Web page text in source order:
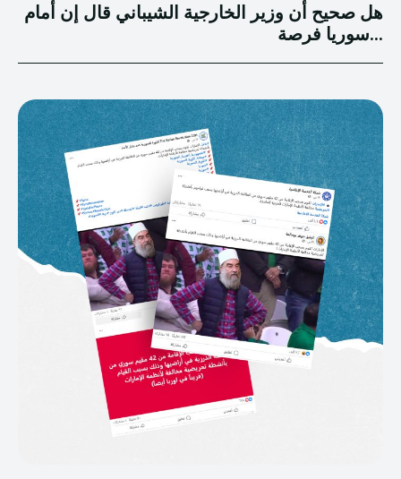
هل صحيح أن وزير الخارجية الشيباني قال إن أمام
سوريا فرصة...